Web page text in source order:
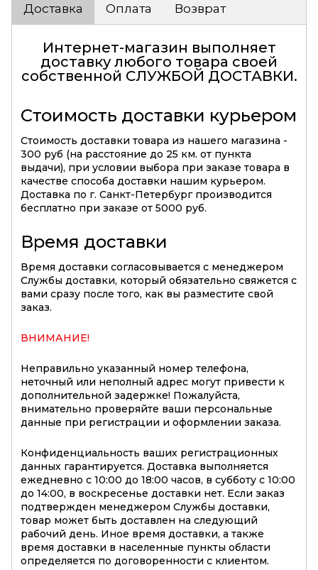
Доставка Оплата Возврат
Интернет-магазин выполняет
доставку любого товара своей
собственной СЛУЖБОЙ ДОСТАВКИ.
Стоимость доставки курьером
Стоимость доставки товара из нашего магазина -
300 руб (на расстояние до 25 км. от пункта
выдачи), при условии выбора при заказе товара в
качестве способа доставки нашим курьером.
Доставка по г. Санкт-Петербург производится
бесплатно при заказе от 5000 руб.
Время доставки
Время доставки согласовывается с менеджером
Службы доставки, который обязательно свяжется с
вами сразу после того, как вы разместите свой
заказ.
ВНИМАНИЕ!
Неправильно указанный номер телефона,
неточный или неполный адрес могут привести к
дополнительной задержке! Пожалуйста,
внимательно проверяйте ваши персональные
данные при регистрации и оформлении заказа.
Конфиденциальность ваших регистрационных
данных гарантируется. Доставка выполняется
ежедневно с 10:00 до 18:00 часов, в субботу с 10:00
до 14:00, в воскресенье доставки нет. Если заказ
подтвержден менеджером Службы доставки,
товар может быть доставлен на следующий
рабочий день. Иное время доставки, а также
время доставки в населенные пункты области
определяется по договоренности с клиентом.